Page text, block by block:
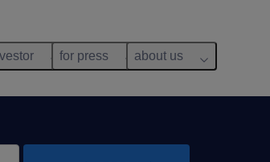
for press about us